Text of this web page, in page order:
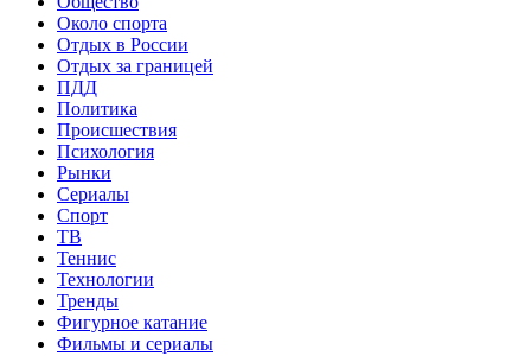
Около спорта
Отдых в России
Отдых за границей
ПДД
Политика
Происшествия
Психология
Рынки
Сериалы
Спорт
ТВ
Теннис
Технологии
Тренды
Фигурное катание
Фильмы и сериалы